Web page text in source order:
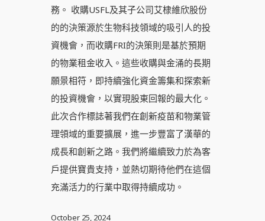
務。 收購USFL及其子公司艾棣維欣股份
的的決策源於生物科技領域的吸引人的投
資機會，而收購FRI的決策則是基於預期
的物業租金收入。這些收購與金涌的長期
願景相符，即持續強化資金籌集和探索新
的投資機會，以實現股東回報的最大化。
此次合作標誌著我們在創新疫苗和物業管
理領域的重要擴展，進一步豐富了漢華的
成長和創新之路。我們將繼續致力於為客
戶提供寶貴支持，並熱切期待他們在這個
充滿活力的行業中取得持續成功。
October 25, 2024